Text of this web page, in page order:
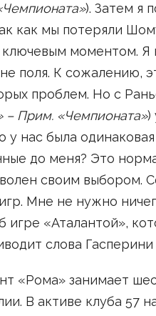
). Затем я
как мы потеряли
моментом. Я
поля. К сожалению,
проблем. Но с
– Прим. «Чемпионата»)
у нас была
до меня? Это
своим выбором.
Мне не нужно
игре «Аталантой»,
слова
«Рома» занимает
В активе клуба 57